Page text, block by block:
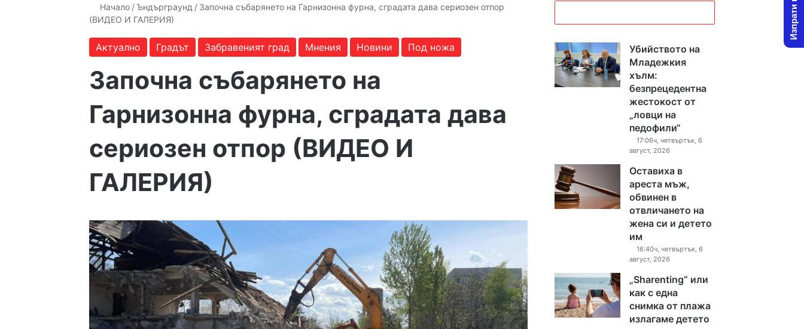
Начало / Ъндърграунд / Започна събарянето на Гарнизонна фурна, сградата дава сериозен отпор
(ВИДЕО И ГАЛЕРИЯ)
Актуално Градът Забравеният град Мнения Новини Под ножа
Започна събарянето на
Гарнизонна фурна, сградата дава
сериозен отпор (ВИДЕО И
ГАЛЕРИЯ)
Убийството на
Младежкия
хълм:
безпрецедентна
жестокост от
„ловци на
педофили“
17:06ч, четвъртък, 6
август, 2026
Оставиха в
ареста мъж,
обвинен в
отвличането на
жена си и детето
им
16:40ч, четвъртък, 6
август, 2026
„Sharenting“ или
как с една
снимка от плажа
излагаме детето